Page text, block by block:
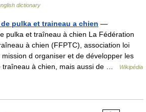
dictionary
pulka et traineau a chien —
pulka et traîneau à chien La Fédération
à chien (FFPTC), association loi
d organiser et de développer les
traîneau à chien, mais aussi de …
Wikipédia